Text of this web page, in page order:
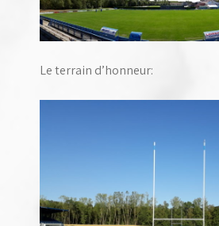
Le terrain d’honneur: